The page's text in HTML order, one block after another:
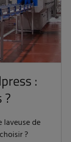
:
?
laveuse de
?